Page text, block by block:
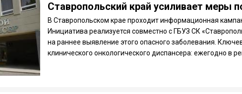
Ставропольский край усиливает меры
В Ставропольском крае проходит информационная
Инициатива реализуется совместно с ГБУЗ СК
на раннее выявление этого опасного заболевания.
клинического онкологического диспансера: ежегодно в